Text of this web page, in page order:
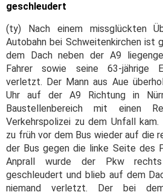
geschleudert
(ty) Nach einem missglückten
Autobahn bei Schweitenkirchen ist
dem Dach neben der A9
Fahrer sowie seine 63-jährige
verletzt. Der Mann aus Aue
Uhr auf der A9 Richtung in
Baustellenbereich mit einen
Verkehrspolizei zu dem Unfall
zu früh vor dem Bus wieder auf die
der Bus gegen die linke Seite des
Anprall wurde der Pkw
geschleudert und blieb auf dem
niemand verletzt. Der bei